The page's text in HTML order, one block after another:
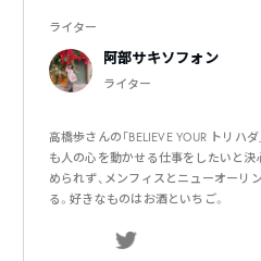
ライター
阿部サキソフォン
ライター
高橋歩さんの「BELIEVE YOUR トリハ
も人の心を動かせる仕事をしたいと決
められず、メンフィスとニューオーリ
る。好きなものはお酒といちご。